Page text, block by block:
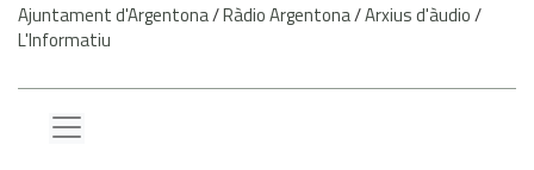
Ajuntament d'Argentona/Ràdio Argentona/Arxius d'àudio/
L'Informatiu